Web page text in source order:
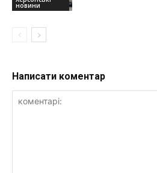
новини
Написати коментар